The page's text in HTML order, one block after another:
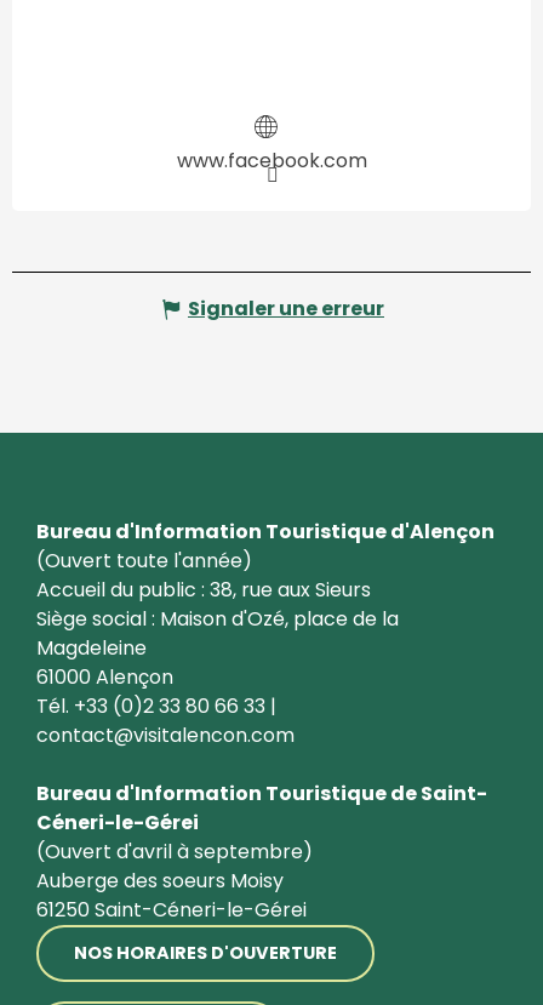
www.facebook.com
Signaler une erreur
Bureau d'Information Touristique d'Alençon
(Ouvert toute l'année)
Accueil du public : 38, rue aux Sieurs
Siège social : Maison d'Ozé, place de la
Magdeleine
61000 Alençon
Tél. +33 (0)2 33 80 66 33 |
contact@visitalencon.com
Bureau d'Information Touristique de Saint-
Céneri-le-Gérei
(Ouvert d'avril à septembre)
Auberge des soeurs Moisy
61250 Saint-Céneri-le-Gérei
NOS HORAIRES D'OUVERTURE